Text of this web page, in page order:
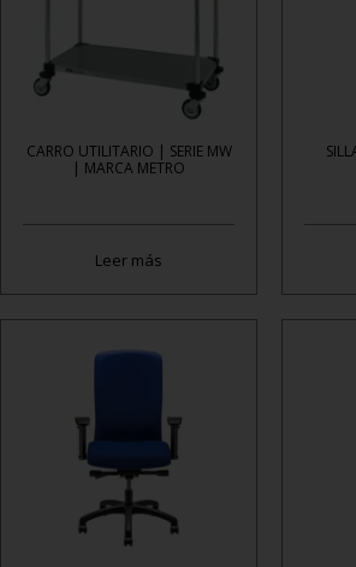
CARRO UTILITARIO | SERIE MW
| MARCA METRO
Leer más